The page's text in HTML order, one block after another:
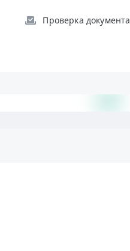
Проверка документа